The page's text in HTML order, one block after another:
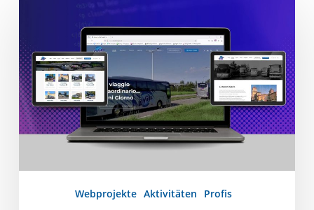
von
La
Trasporti
Srl
Webprojekte Aktivitäten
Profis